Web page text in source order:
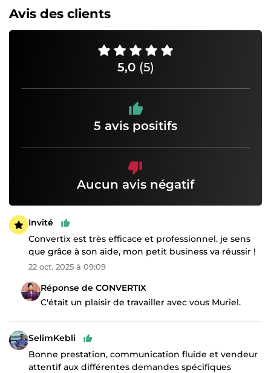
Avis des clients
5,0 (5)
5 avis positifs
Aucun avis négatif
Invité
Convertix est très efficace et professionnel. je sens
que grâce à son aide, mon petit business va réussir !
22 oct. 2025 à 09:09
Réponse de CONVERTIX
C'était un plaisir de travailler avec vous Muriel.
SelimKebli
Bonne prestation, communication fluide et vendeur
attentif aux différentes demandes spécifiques